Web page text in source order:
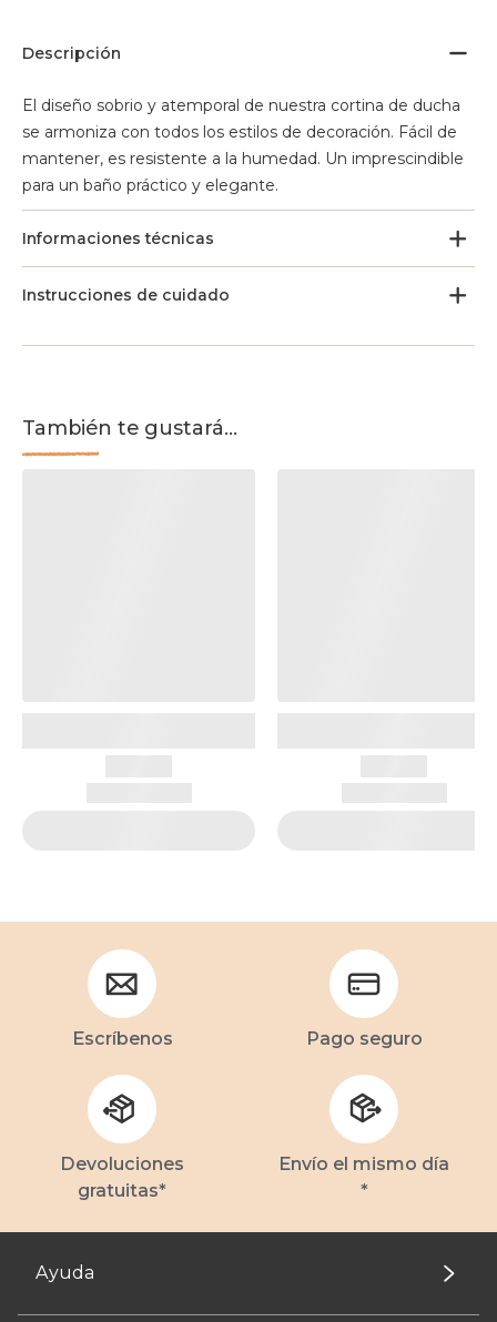
Descripción
El diseño sobrio y atemporal de nuestra cortina de ducha
se armoniza con todos los estilos de decoración. Fácil de
mantener, es resistente a la humedad. Un imprescindible
para un baño práctico y elegante.
Informaciones técnicas
Instrucciones de cuidado
También te gustará...
Escríbenos Pago seguro
Devoluciones
gratuitas*
Envío el mismo día
*
Ayuda